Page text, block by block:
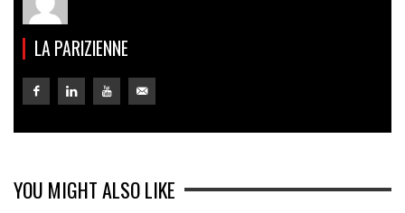
LA PARIZIENNE
YOU MIGHT ALSO LIKE